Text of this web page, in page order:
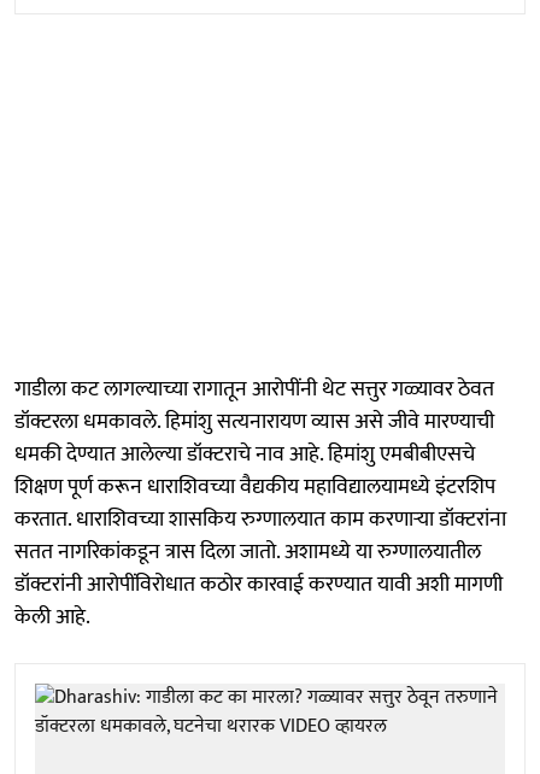
गाडीला कट लागल्याच्या रागातून आरोपींनी थेट सत्तुर गळ्यावर ठेवत
डॉक्टरला धमकावले. हिमांशु सत्यनारायण व्यास असे जीवे मारण्याची
धमकी देण्यात आलेल्या डॉक्टराचे नाव आहे. हिमांशु एमबीबीएसचे
शिक्षण पूर्ण करून धाराशिवच्या वैद्यकीय महाविद्यालयामध्ये इंटरशिप
करतात. धाराशिवच्या शासकिय रुग्णालयात काम करणाऱ्या डॉक्टरांना
सतत नागरिकांकडून त्रास दिला जातो. अशामध्ये या रुग्णालयातील
डॉक्टरांनी आरोपींविरोधात कठोर कारवाई करण्यात यावी अशी मागणी
केली आहे.